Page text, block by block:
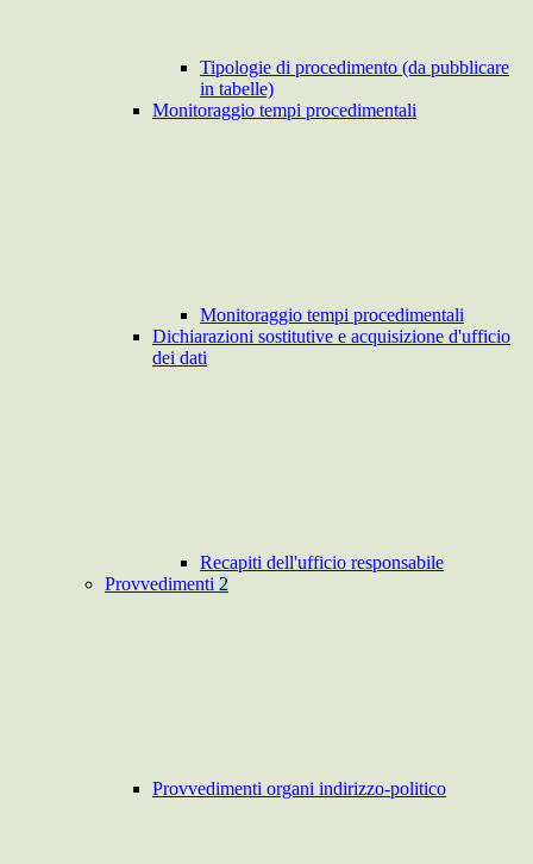
Tipologie di procedimento (da pubblicare
in tabelle)
Monitoraggio tempi procedimentali
Monitoraggio tempi procedimentali
Dichiarazioni sostitutive e acquisizione d'ufficio
dei dati
Recapiti dell'ufficio responsabile
Provvedimenti 2
Provvedimenti organi indirizzo-politico